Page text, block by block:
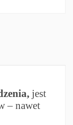
jest
– nawet